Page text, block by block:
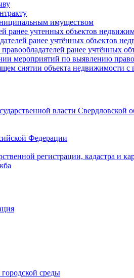
имуществом
ранее учтенных объектов
ранее учтённых объектов
ранее учтённых
мероприятий по выявлению
снятии объекта недвижимости с
власти Свердловской
Федерации
регистрации, кадастра и
среды